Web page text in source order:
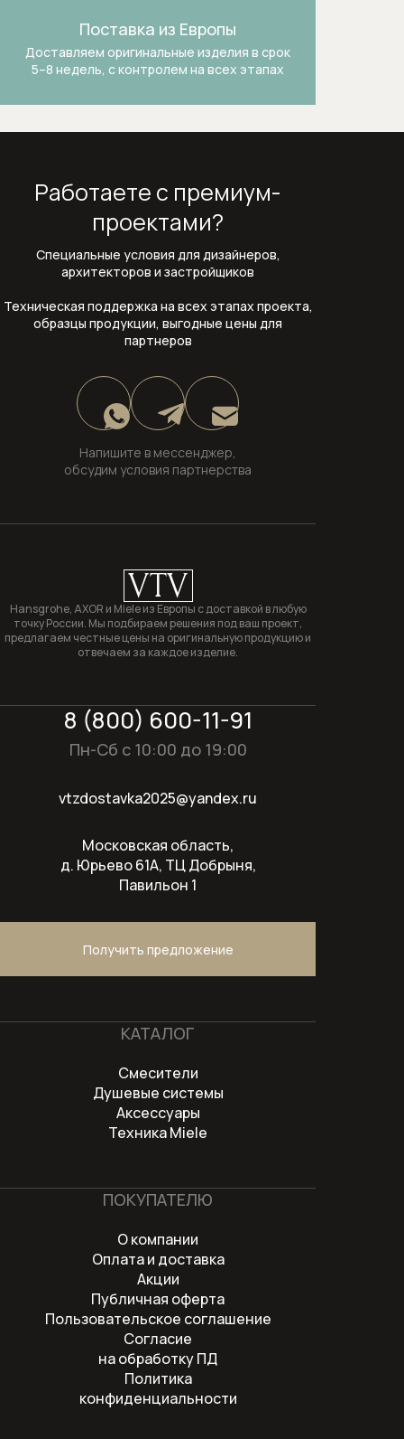
Поставка из Европы
Доставляем оригинальные изделия в срок
5–8 недель, с контролем на всех этапах
Работаете с премиум-
проектами?
Специальные условия для дизайнеров,
архитекторов и застройщиков
Техническая поддержка на всех этапах проекта,
образцы продукции, выгодные цены для
партнеров
Напишите в мессенджер,
обсудим условия партнерства
VTV
Hansgrohe, AXOR и Miele из Европы с доставкой в любую
точку России. Мы подбираем решения под ваш проект,
предлагаем честные цены на оригинальную продукцию и
отвечаем за каждое изделие.
КАТАЛОГ
Смесители
Душевые системы
Аксессуары
Техника Miele
ПОКУПАТЕЛЮ
О компании
Оплата и доставка
Акции
Публичная оферта
Пользовательское соглашение
Согласие
на обработку ПД
Политика
конфиденциальности
8 (800) 600-11-91
Пн-Сб с 10:00 до 19:00
vtzdostavka2025@yandex.ru
Московская область,
д. Юрьево 61А, ТЦ Добрыня,
Павильон 1
Получить предложение